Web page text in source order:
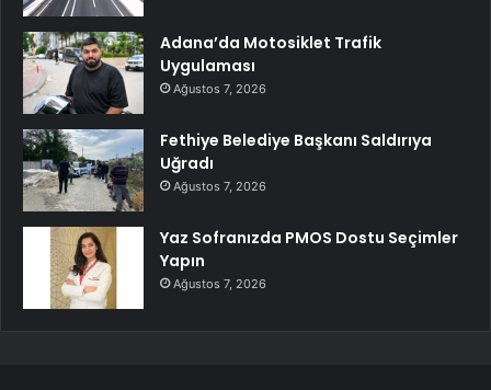
Adana’da Motosiklet Trafik
Uygulaması
Ağustos 7, 2026
Fethiye Belediye Başkanı Saldırıya
Uğradı
Ağustos 7, 2026
Yaz Sofranızda PMOS Dostu Seçimler
Yapın
Ağustos 7, 2026